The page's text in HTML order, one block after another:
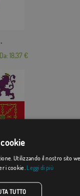
Da: 18,37 €
Da: 13,18 €Utilizzando il nostro sito
i cookie. Leggi di più
TUTTO